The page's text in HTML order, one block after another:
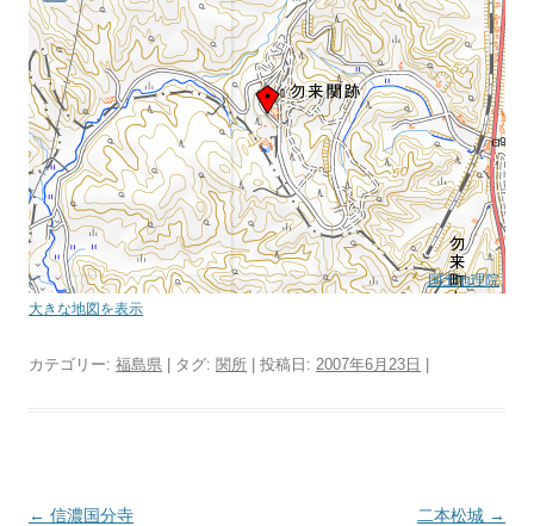
国土地理院
大きな地図を表示
カテゴリー: 福島県 | タグ: 関所 | 投稿日: 2007年6月23日
投
← 信濃国分寺 二本松城 →